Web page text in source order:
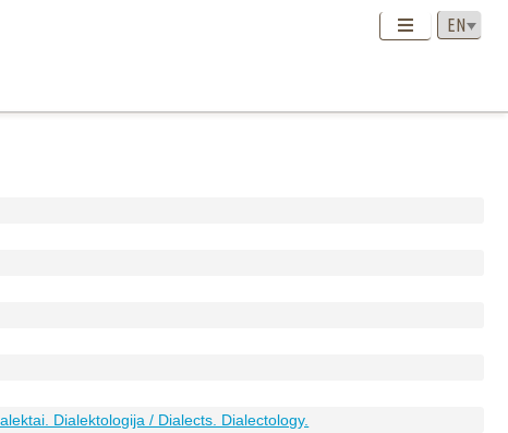
Dialektologija / Dialects. Dialectology.